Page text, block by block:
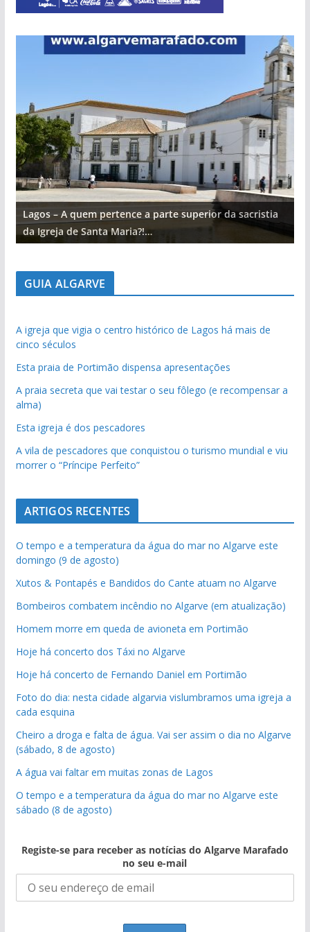
Lagos – A quem pertence a parte superior da sacristia
da Igreja de Santa Maria?!…
GUIA ALGARVE
A igreja que vigia o centro histórico de Lagos há mais de
cinco séculos
Esta praia de Portimão dispensa apresentações
A praia secreta que vai testar o seu fôlego (e recompensar a
alma)
Esta igreja é dos pescadores
A vila de pescadores que conquistou o turismo mundial e viu
morrer o “Príncipe Perfeito”
ARTIGOS RECENTES
O tempo e a temperatura da água do mar no Algarve este
domingo (9 de agosto)
Xutos & Pontapés e Bandidos do Cante atuam no Algarve
Bombeiros combatem incêndio no Algarve (em atualização)
Homem morre em queda de avioneta em Portimão
Hoje há concerto dos Táxi no Algarve
Hoje há concerto de Fernando Daniel em Portimão
Foto do dia: nesta cidade algarvia vislumbramos uma igreja a
cada esquina
Cheiro a droga e falta de água. Vai ser assim o dia no Algarve
(sábado, 8 de agosto)
A água vai faltar em muitas zonas de Lagos
O tempo e a temperatura da água do mar no Algarve este
sábado (8 de agosto)
Registe-se para receber as notícias do Algarve Marafado
no seu e-mail